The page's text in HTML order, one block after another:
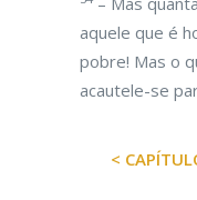
aquele que é
pobre! Mas o
acautele-se
<